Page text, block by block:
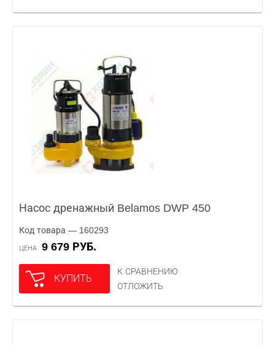
Насос дренажный Belamos DWP 450
Код товара — 160293
ЦЕНА 9 679 РУБ.
КУПИТЬ
К СРАВНЕНИЮ
ОТЛОЖИТЬ